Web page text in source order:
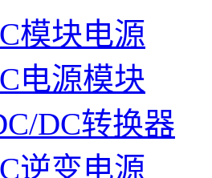
模块电源
电源模块
DC转换器
逆变电源